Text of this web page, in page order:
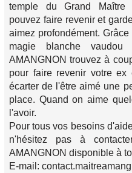
temple du Grand Maître
pouvez faire revenir et
aimez profondément.
magie blanche
AMANGNON trouvez à
pour faire revenir votre
écarter de l'être aimé une
place. Quand on aime
l'avoir.
Pour tous vos besoins
n'hésitez pas à
AMANGNON disponible à
E-mail: